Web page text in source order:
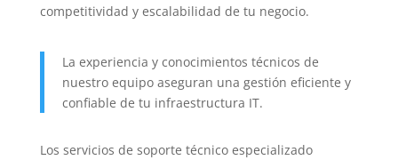
competitividad y escalabilidad de tu negocio.
La experiencia y conocimientos técnicos de
nuestro equipo aseguran una gestión eficiente y
confiable de tu infraestructura IT.
Los servicios de soporte técnico especializado